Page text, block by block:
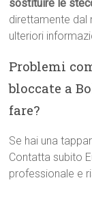
sostituire le
direttamente dal
ulteriori
Problemi
bloccate a
fare?
Se hai una
Contatta subito
professionale e